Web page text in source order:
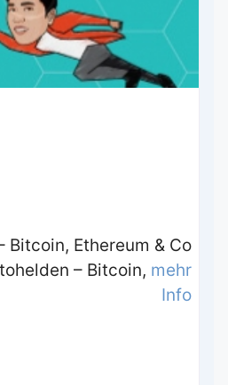
Bitcoin, Ethereum & Co
– Bitcoin, mehr
Info